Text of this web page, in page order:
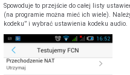
Spowoduje to przejście do całej listy
(na programie można mieć ich wiele).
kodeku” i wybrać ustawienia kodeku audio.